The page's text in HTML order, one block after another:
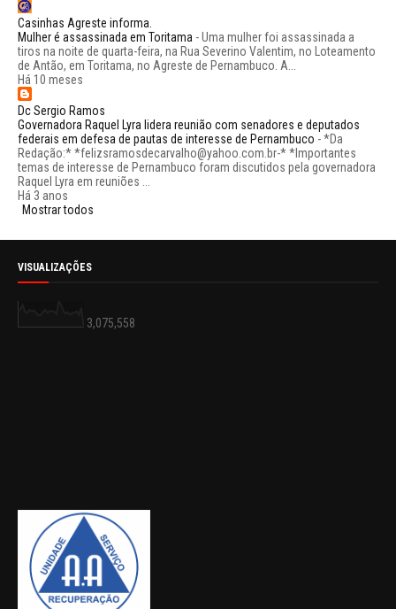
Casinhas Agreste informa.
Mulher é assassinada em Toritama -Uma mulher foi assassinada a
tiros na noite de quarta-feira, na Rua Severino Valentim, no Loteamento
de Antão, em Toritama, no Agreste de Pernambuco. A...
Há 10 meses
Dc Sergio Ramos
Governadora Raquel Lyra lidera reunião com senadores e deputados
federais em defesa de pautas de interesse de Pernambuco -*Da
Redação:* *felizsramosdecarvalho@yahoo.com.br-* *Importantes
temas de interesse de Pernambuco foram discutidos pela governadora
Raquel Lyra em reuniões ...
Há 3 anos
Mostrar todos
VISUALIZAÇÕES
3,075,558